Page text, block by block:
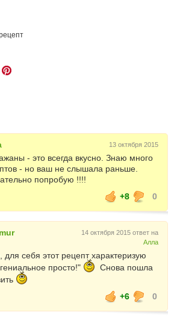
13 октября 2015
- это всегда вкусно. Знаю много
- но ваш не слышала раньше.
попробую !!!!
+8
0
14 октября 2015 ответ на
Алла
для себя этот рецепт характеризую
просто!"
Снова пошла
+6
0